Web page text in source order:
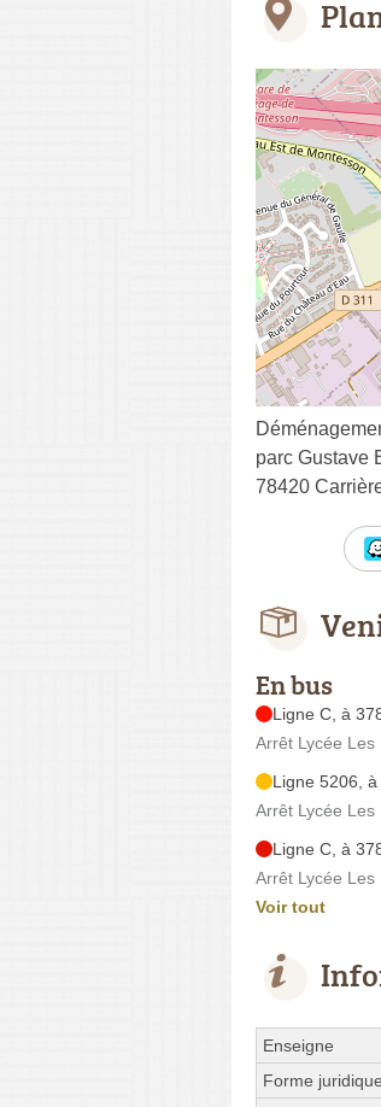
parc Gustave
78420
En bus
Ligne C, à
Arrêt Lycée Les
Ligne 5206,
Arrêt Lycée Les
Ligne C, à
Arrêt Lycée Les
Voir tout
Enseigne
Forme juridique